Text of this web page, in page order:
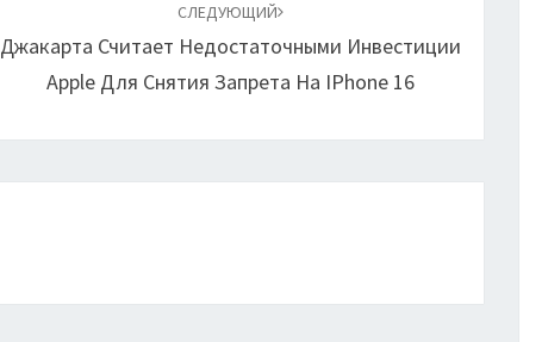
СЛЕДУЮЩИЙ
Джакарта Считает Недостаточными Инвестиции
Apple Для Снятия Запрета На IPhone 16